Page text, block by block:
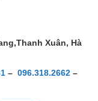
Xuân, Hà
– 096.318.2662 –